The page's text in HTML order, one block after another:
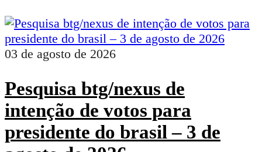
03 de agosto de 2026
Pesquisa btg/nexus de
intenção de votos para
presidente do brasil – 3 de